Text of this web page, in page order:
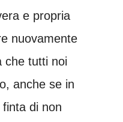
e propria
nuovamente
che tutti noi
anche se in
di non